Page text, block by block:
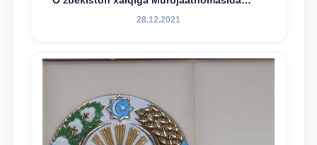
belgilangan vazifalar mazmun-mohiyatini
dayjesti
28.12.2021